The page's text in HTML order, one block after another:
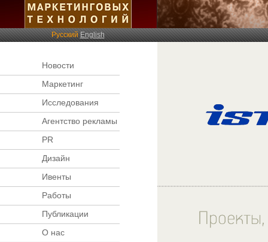
РусскийEnglish
Новости
Маркетинг
Исследования
Агентство рекламы
PR
Дизайн
Ивенты
Работы
Публикации
О нас